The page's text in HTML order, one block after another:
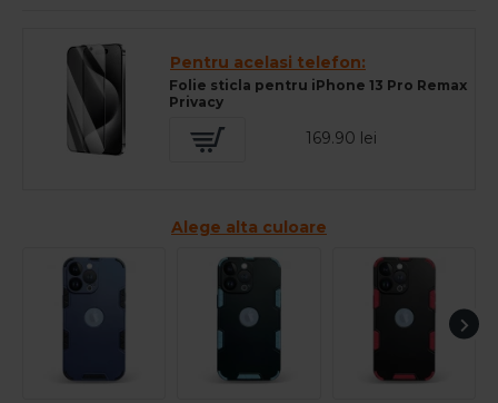
Pentru acelasi telefon:
Folie sticla pentru iPhone 13 Pro Remax
Privacy
169.90 lei
Alege alta culoare